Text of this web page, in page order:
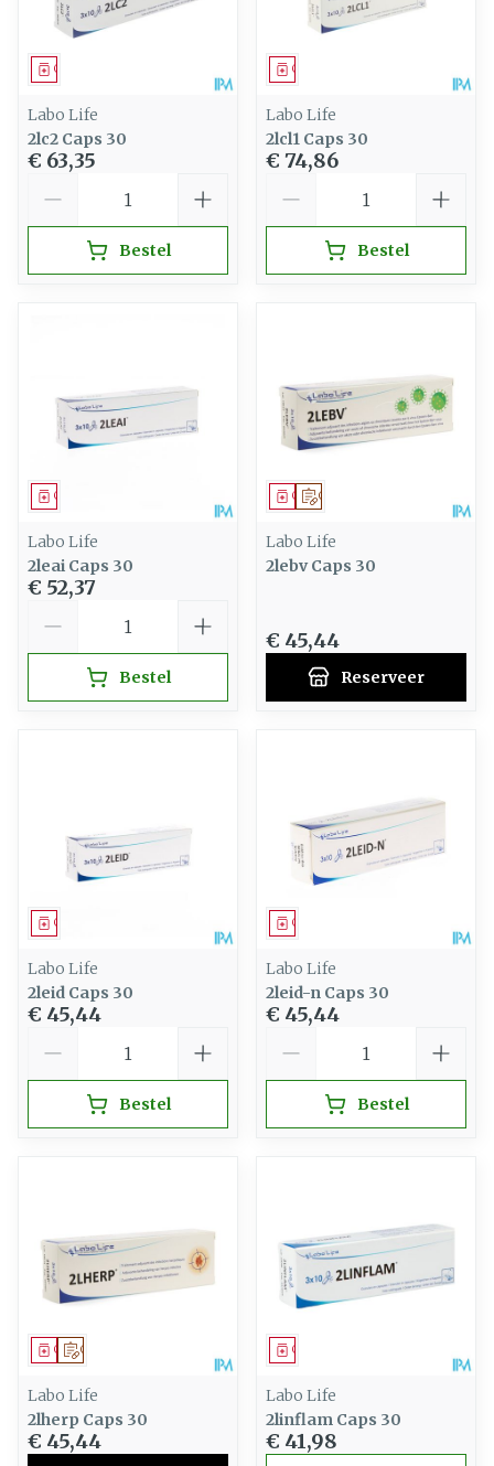
Geneesmiddel
Labo Life
2lc2 Caps 30
€ 63,35
Bestel
Geneesmiddel
Labo Life
2lcl1 Caps 30
€ 74,86
Bestel
Geneesmiddel
Labo Life
2leai Caps 30
€ 52,37
Bestel
Op voorschrift
Geneesmiddel
Labo Life
2lebv Caps 30
€ 45,44
Reserveer
Geneesmiddel
Labo Life
2leid Caps 30
€ 45,44
Bestel
Geneesmiddel
Labo Life
2leid-n Caps 30
€ 45,44
Bestel
Op voorschrift
Geneesmiddel
Labo Life
2lherp Caps 30
€ 45,44
Geneesmiddel
Labo Life
2linflam Caps 30
€ 41,98